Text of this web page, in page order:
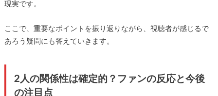
現実です。
ここで、重要なポイントを振り返りながら、視聴者が感じるで
あろう疑問にも答えていきます。
2人の関係性は確定的？ファンの反応と今後
の注目点